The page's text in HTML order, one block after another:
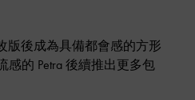
版後成為具備都會感的方形
的 Petra 後續推出更多包